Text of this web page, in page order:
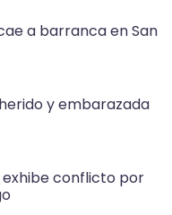
a barranca en San
y embarazada
conflicto por